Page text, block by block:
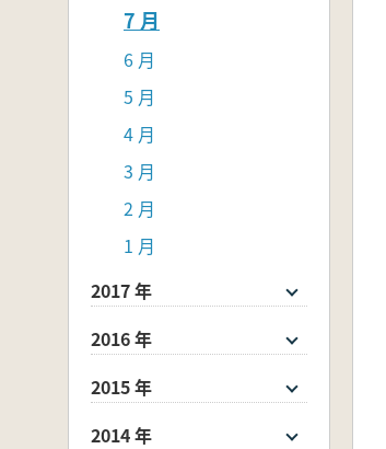
7 月
6 月
5 月
4 月
3 月
2 月
1 月
2017 年
2016 年
2015 年
2014 年